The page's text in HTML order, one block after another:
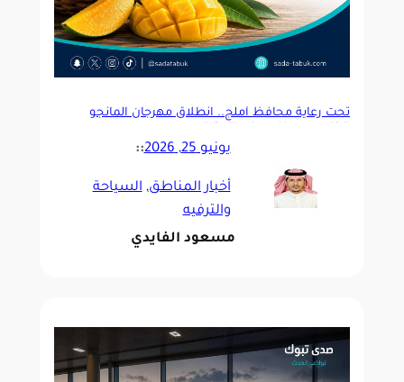
تحت رعاية محافظ أملج.. انطلاق مهرجان المانجو
يونيو 25, 2026 ::
أخبار المناطق, السياحة
والترفيه
مسعود الفايدي